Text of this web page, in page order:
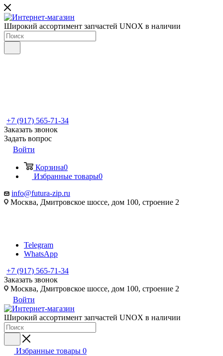
Широкий ассортимент запчастей UNOX в наличии
+7 (917) 565-71-34
Заказать звонок
Задать вопрос
Войти
Корзина0
Избранные товары0
info@futura-zip.ru
Москва, Дмитровское шоссе, дом 100, строение 2
Telegram
WhatsApp
+7 (917) 565-71-34
Заказать звонок
Москва, Дмитровское шоссе, дом 100, строение 2
Войти
Широкий ассортимент запчастей UNOX в наличии
Избранные товары 0